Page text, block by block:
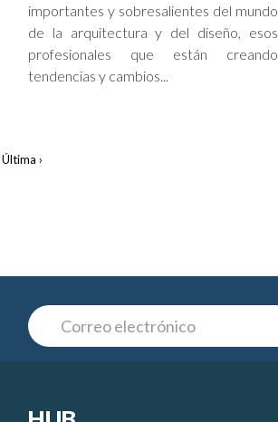
importantes y sobresalientes del mundo
de la arquitectura y del diseño, esos
profesionales que están creando
tendencias y cambios...
Última ›